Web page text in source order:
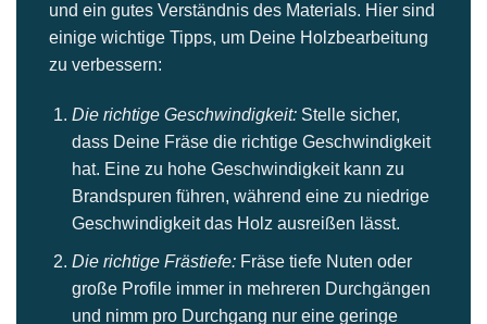
und ein gutes Verständnis des Materials. Hier sind
einige wichtige Tipps, um Deine Holzbearbeitung
zu verbessern:
Die richtige Geschwindigkeit:Stelle sicher,
dass Deine Fräse die richtige Geschwindigkeit
hat. Eine zu hohe Geschwindigkeit kann zu
Brandspuren führen, während eine zu niedrige
Geschwindigkeit das Holz ausreißen lässt.
Die richtige Frästiefe:Fräse tiefe Nuten oder
große Profile immer in mehreren Durchgängen
und nimm pro Durchgang nur eine geringe